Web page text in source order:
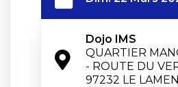
Dojo IMS
QUARTIER
- ROUTE DU
97232 LE